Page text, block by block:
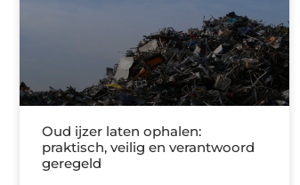
Oud ijzer laten ophalen:
praktisch, veilig en verantwoord
geregeld